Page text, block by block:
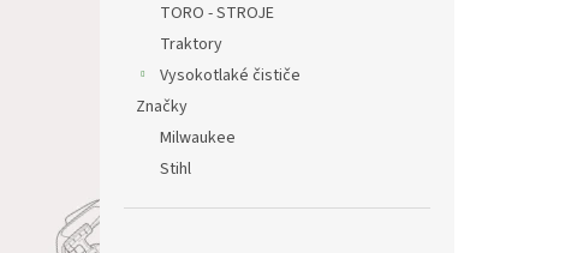
TORO - STROJE
Traktory
Vysokotlaké čističe
Značky
Milwaukee
Stihl